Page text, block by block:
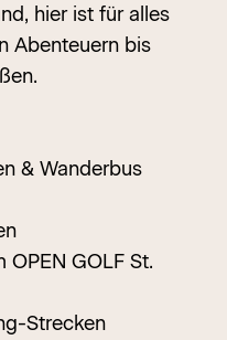
hier ist für alles
Abenteuern bis
& Wanderbus
GOLF St.
Strecken